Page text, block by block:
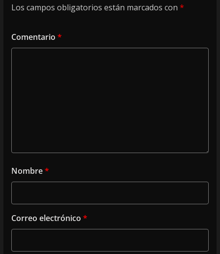
Los campos obligatorios están marcados con *
Comentario *
Nombre*
Correo electrónico *